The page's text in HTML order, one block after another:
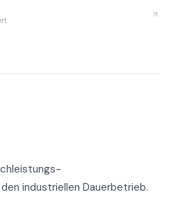
industriellen Dauerbetrieb.